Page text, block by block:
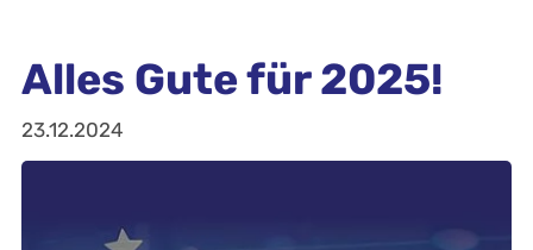
Alles Gute für 2025!
23.12.2024